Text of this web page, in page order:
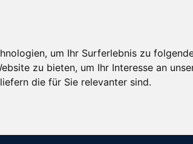
um Ihr Surferlebnis zu
zu bieten, um Ihr Interesse an
die für Sie relevanter sind.